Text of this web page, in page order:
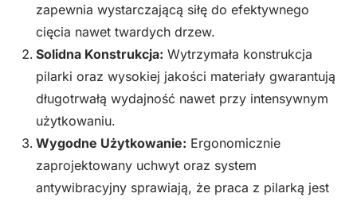
zapewnia wystarczającą siłę do efektywnego
cięcia nawet twardych drzew.
Solidna Konstrukcja: Wytrzymała konstrukcja
pilarki oraz wysokiej jakości materiały gwarantują
długotrwałą wydajność nawet przy intensywnym
użytkowaniu.
Wygodne Użytkowanie: Ergonomicznie
zaprojektowany uchwyt oraz system
antywibracyjny sprawiają, że praca z pilarką jest